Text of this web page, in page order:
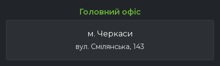
Головний офіс
м. Черкаси
вул. Смілянська, 143